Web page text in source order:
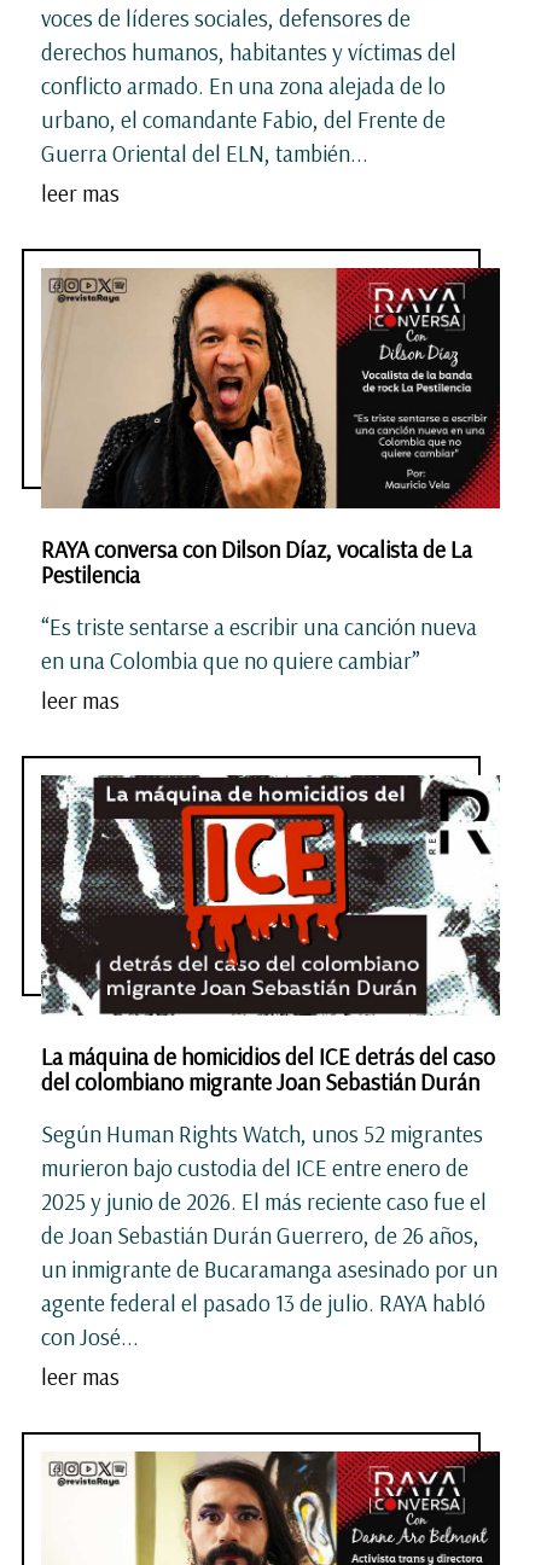
voces de líderes sociales, defensores de
derechos humanos, habitantes y víctimas del
conflicto armado. En una zona alejada de lo
urbano, el comandante Fabio, del Frente de
Guerra Oriental del ELN, también...
leer mas
RAYA conversa con Dilson Díaz, vocalista de La
Pestilencia
“Es triste sentarse a escribir una canción nueva
en una Colombia que no quiere cambiar”
leer mas
La máquina de homicidios del ICE detrás del caso
del colombiano migrante Joan Sebastián Durán
Según Human Rights Watch, unos 52 migrantes
murieron bajo custodia del ICE entre enero de
2025 y junio de 2026. El más reciente caso fue el
de Joan Sebastián Durán Guerrero, de 26 años,
un inmigrante de Bucaramanga asesinado por un
agente federal el pasado 13 de julio. RAYA habló
con José...
leer mas